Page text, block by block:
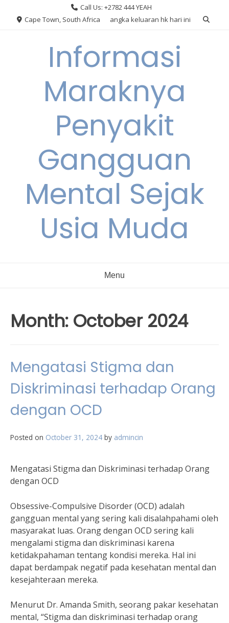
Call Us: +2782 444 YEAH
Cape Town, South Africa
angka keluaran hk hari ini
Informasi
Maraknya
Penyakit
Gangguan
Mental Sejak
Usia Muda
Menu
Month: October 2024
Mengatasi Stigma dan
Diskriminasi terhadap Orang
dengan OCD
Posted on October 31, 2024 by admincin
Mengatasi Stigma dan Diskriminasi terhadap Orang
dengan OCD
Obsessive-Compulsive Disorder (OCD) adalah
gangguan mental yang sering kali disalahpahami oleh
masyarakat luas. Orang dengan OCD sering kali
mengalami stigma dan diskriminasi karena
ketidakpahaman tentang kondisi mereka. Hal ini
dapat berdampak negatif pada kesehatan mental dan
kesejahteraan mereka.
Menurut Dr. Amanda Smith, seorang pakar kesehatan
mental, “Stigma dan diskriminasi terhadap orang